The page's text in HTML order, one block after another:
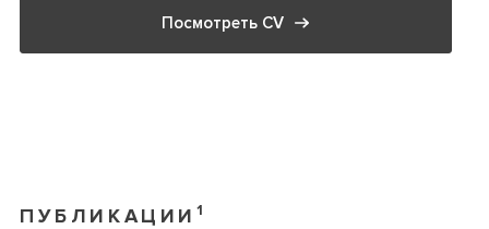
Посмотреть CV
ПУБЛИКАЦИИ 1